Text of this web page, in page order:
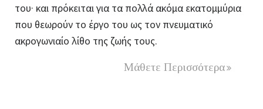
του· και πρόκειται για τα πολλά ακόμα εκατομμύρια
που θεωρούν το έργο του ως τον πνευματικό
ακρογωνιαίο λίθο της ζωής τους.
Μάθετε Περισσότερα